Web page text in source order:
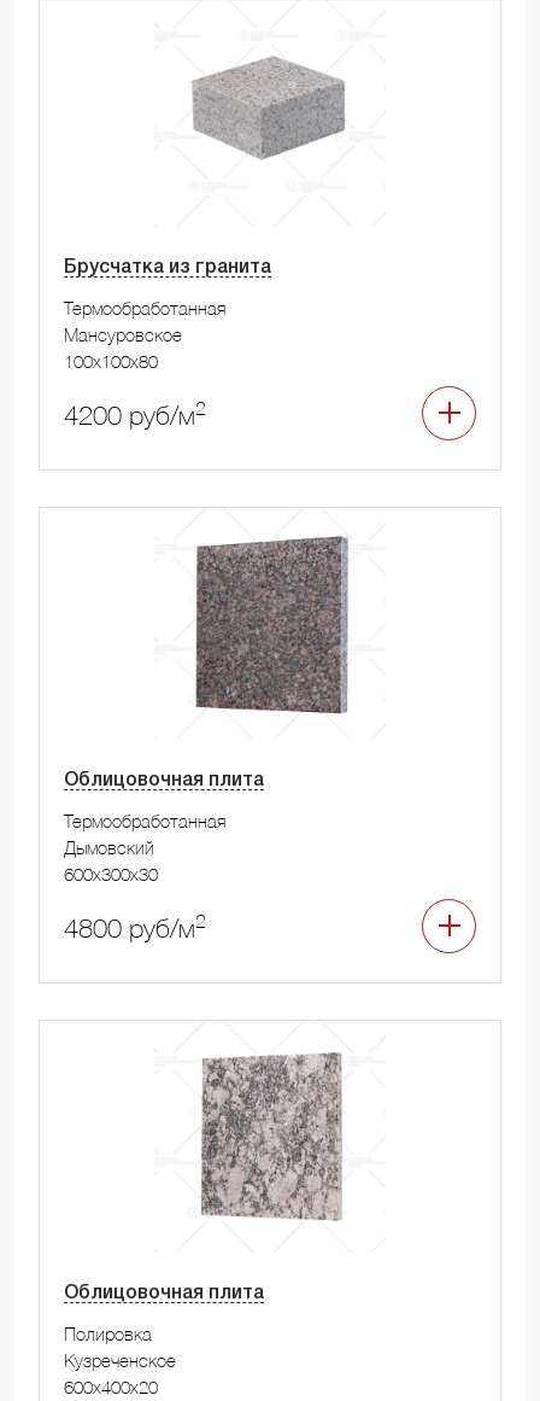
Брусчатка из гранита
Термообработанная
Мансуровское
100x100x80
4200 руб/м2
Облицовочная плита
Термообработанная
Дымовский
600x300x30
4800 руб/м2
Облицовочная плита
Полировка
Кузреченское
600x400x20